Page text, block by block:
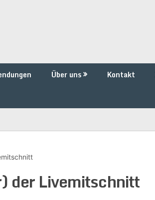
Über uns Kontakt
der Livemitschnitt